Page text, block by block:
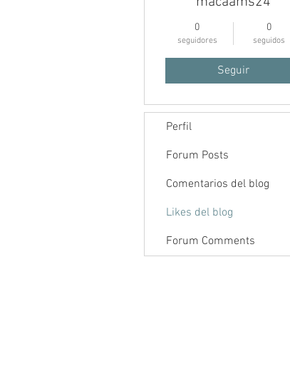
0
seguidores
0
seguidos
Seguir
Perfil
Forum Posts
Comentarios del blog
Likes del blog
Forum Comments